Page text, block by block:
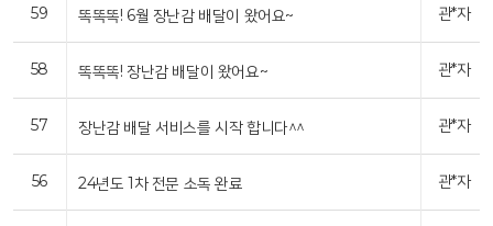
59 똑똑똑! 6월 장난감 배달이 왔어요~ 관*자
58 똑똑똑! 장난감 배달이 왔어요~ 관*자
57 장난감 배달 서비스를 시작 합니다^^ 관*자
56 24년도 1차 전문 소독 완료 관*자